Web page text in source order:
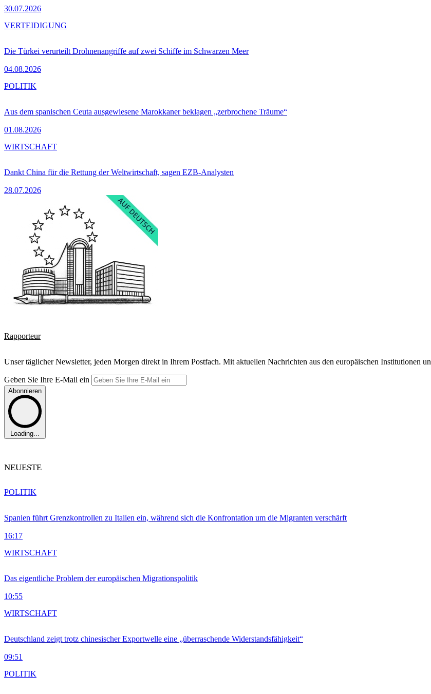
30.07.2026
Die Türkei verurteilt Drohnenangriffe auf zwei Schiffe im Schwarzen Meer
04.08.2026
VERTEIDIGUNG
Aus dem spanischen Ceuta ausgewiesene Marokkaner beklagen „zerbrochene Träume“
01.08.2026
POLITIK
Dankt China für die Rettung der Weltwirtschaft, sagen EZB-Analysten
28.07.2026
WIRTSCHAFT
Rapporteur
Unser täglicher Newsletter, jeden Morgen direkt in Ihrem Postfach. Mit aktuellen Nachrichten aus den europäischen Institutionen
Geben Sie Ihre E-Mail ein
Abonnieren
Loading...
NEUESTE
Spanien führt Grenzkontrollen zu Italien ein, während sich die Konfrontation um die Migranten verschärft
16:17
POLITIK
Das eigentliche Problem der europäischen Migrationspolitik
10:55
WIRTSCHAFT
Deutschland zeigt trotz chinesischer Exportwelle eine „überraschende Widerstandsfähigkeit“
09:51
WIRTSCHAFT
POLITIK